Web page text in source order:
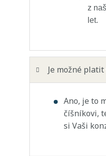
z
let.
Je možné
Ano, je to
číšníkovi,
si Vaši